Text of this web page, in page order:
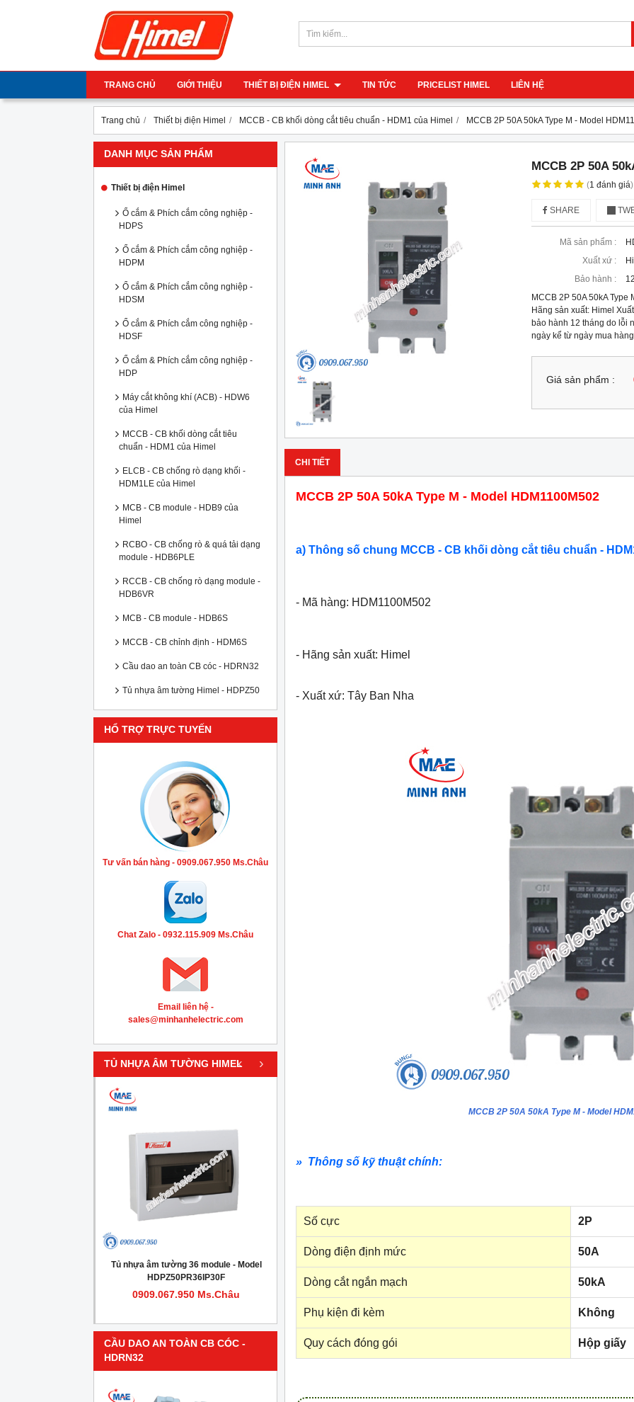
TRANG CHỦ GIỚI THIỆU THIẾT BỊ ĐIỆN HIMEL TIN TỨC PRICELIST HIMEL LIÊN HỆ
Trang chủ Thiết bị điện Himel MCCB - CB khối dòng cắt tiêu chuẩn - HDM1 của Himel MCCB 2P 50A 50kA Type M - Model
DANH MỤC SẢN PHẨM
Thiết bị điện Himel
Ổ cắm & Phích cắm công nghiệp -
HDPS
Ổ cắm & Phích cắm công nghiệp -
HDPM
Ổ cắm & Phích cắm công nghiệp -
HDSM
Ổ cắm & Phích cắm công nghiệp -
HDSF
Ổ cắm & Phích cắm công nghiệp -
HDP
Máy cắt không khí (ACB) - HDW6
của Himel
MCCB - CB khối dòng cắt tiêu
chuẩn - HDM1 của Himel
ELCB - CB chống rò dạng khối -
HDM1LE của Himel
MCB - CB module - HDB9 của
Himel
RCBO - CB chống rò & quá tải dạng
module - HDB6PLE
RCCB - CB chống rò dạng module -
HDB6VR
MCB - CB module - HDB6S
MCCB - CB chỉnh định - HDM6S
Cầu dao an toàn CB cóc - HDRN32
Tủ nhựa âm tường Himel - HDPZ50
HỔ TRỢ TRỰC TUYẾN
Tư vấn bán hàng - 0909.067.950 Ms.Châu
Chat Zalo - 0932.115.909 Ms.Châu
Email liên hệ -
sales@minhanhelectric.com
TỦ NHỰA ÂM TƯỜNG HIMEL
Tủ nhựa âm tường 36 module - Model
HDPZ50PR36IP30F
0909.067.950 Ms.Châu
Tủ nhựa âm tường 24 module - Model
HDPZ50PR24IP30F
0909.067.950 Ms.Châu
Tủ nhựa âm tường 18 module - Model
HDPZ50PR18IP30F
0909.067.950 Ms.Châu
‹ ›
CẦU DAO AN TOÀN CB CÓC -
HDRN32
MCCB 2P 50A
(1đánh giá)
SHARE
Mã sản phẩm :
Xuất xứ :
Bảo hành :
MCCB 2P 50A 50kA
Hãng sản xuất: Himel
bảo hành 12 tháng do lỗi
ngày kể từ ngày mua
Giá sản phẩm :
CHI TIẾT
MCCB 2P 50A 50kA Type M - Model HDM1100M502
a) Thông số chung MCCB - CB khối dòng cắt tiêu chuẩn -
- Mã hàng: HDM1100M502
- Hãng sản xuất: Himel
- Xuất xứ: Tây Ban Nha
MCCB 2P 50A 50kA Type M - Model
» Thông số kỹ thuật chính:
Số cực 2P
Dòng điện định mức 50A
Dòng cắt ngắn mạch 50kA
Phụ kiện đi kèm Không
Quy cách đóng gói Hộp giấy